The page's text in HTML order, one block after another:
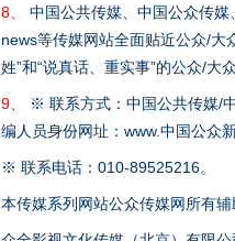
8、
中国公共传媒、中国公众传
news等传媒网站全面贴近公众/大
姓”和“说真话、重实事”的公众/大
9、
※ 联系方式：中国公共传媒/
编人员身份网址：www.中国公众
※ 联系电话：010-89525216。
本传媒系列网站公众传媒网所有